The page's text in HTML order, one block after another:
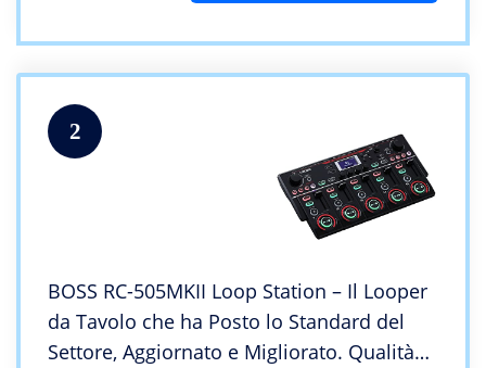
2
BOSS RC-505MKII Loop Station – Il Looper
da Tavolo che ha Posto lo Standard del
Settore, Aggiornato e Migliorato. Qualità